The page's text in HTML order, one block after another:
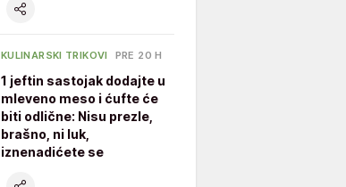
KULINARSKI TRIKOVI PRE 20 H
1 jeftin sastojak dodajte u
mleveno meso i ćufte će
biti odlične: Nisu prezle,
brašno, ni luk,
iznenadićete se